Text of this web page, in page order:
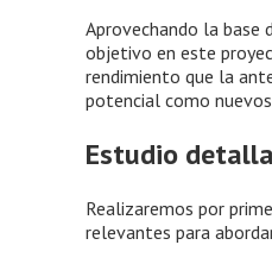
Aprovechando la
objetivo en este
rendimiento que la
potencial como
Estudio
Realizaremos por
relevantes para